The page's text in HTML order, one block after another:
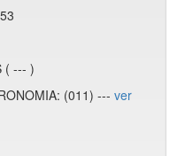
( --- )
(011) --- ver